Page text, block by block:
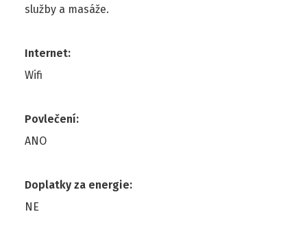
služby a masáže.
Internet:
Wifi
Povlečení:
ANO
Doplatky za energie:
NE